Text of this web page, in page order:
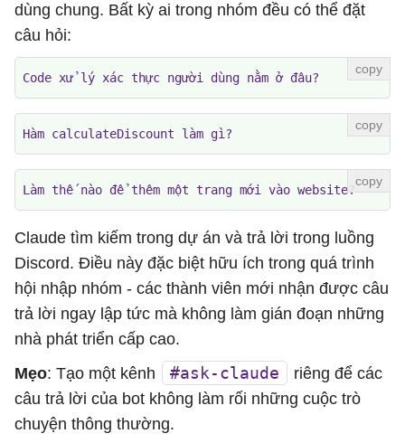
dùng chung. Bất kỳ ai trong nhóm đều có thể đặt
câu hỏi:
Code xử lý xác thực người dùng nằm ở đâu?
Hàm calculateDiscount làm gì?
Làm thế nào để thêm một trang mới vào website?
Claude tìm kiếm trong dự án và trả lời trong luồng
Discord. Điều này đặc biệt hữu ích trong quá trình
hội nhập nhóm - các thành viên mới nhận được câu
trả lời ngay lập tức mà không làm gián đoạn những
nhà phát triển cấp cao.
Mẹo: Tạo một kênh #ask-claude
riêng để các
câu trả lời của bot không làm rối những cuộc trò
chuyện thông thường.